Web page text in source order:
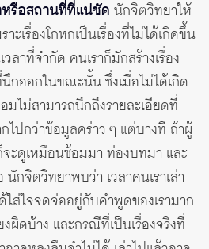
หรือสถานที่ที่แน่ชัด นักจิตวิทยาให้
ะเรื่องโกหกเป็นเรื่องที่ไม่ได้เกิดขึ้น
วลาที่จำกัด คนเราก็มักสร้างเรื่อง
นึกออกในขณะนั้น ซึ่งเมื่อไม่ได้เกิด
ไม่สามารถนึกถึงรายละเอียดที่
กไปกว่าข้อมูลคร่าว ๆ แต่บางที ถ้าผู้
ะดูเหมือนซ้อมมา ท่องบทมา และ
นักจิตวิทยาพบว่า เวลาคนเราเล่า
ด้ใส่ใจจดจ่ออยู่กับคำพูดของเรามาก
ผิดบ้าง และกรณีที่เป็นเรื่องจริงที่